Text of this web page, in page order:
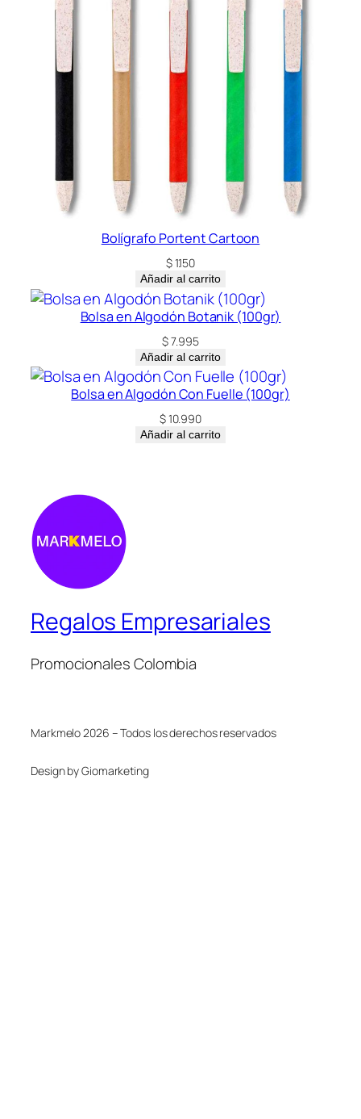
Bolígrafo Portent Cartoon
$1.150
Añadir al carrito
Bolsa en Algodón Botanik (100gr)
$7.995
Añadir al carrito
Bolsa en Algodón Con Fuelle (100gr)
$10.990
Añadir al carrito
Regalos Empresariales
Promocionales Colombia
Markmelo 2026 – Todos los derechos reservados
Design by Giomarketing